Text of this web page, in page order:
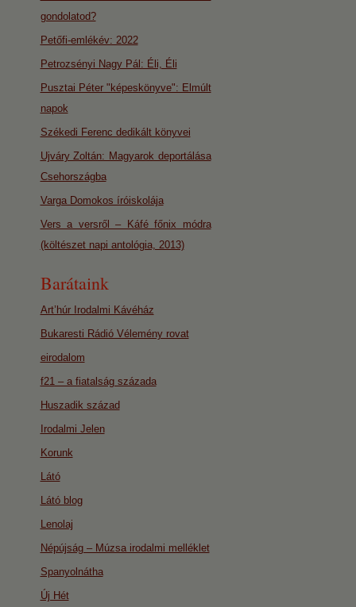
gondolatod?
Petőfi-emlékév: 2022
Petrozsényi Nagy Pál: Éli, Éli
Pusztai Péter "képeskönyve": Elmúlt
napok
Székedi Ferenc dedikált könyvei
Ujváry Zoltán: Magyarok deportálása
Csehországba
Varga Domokos íróiskolája
Vers a versről – Káfé főnix módra
(költészet napi antológia, 2013)
Barátaink
Art’húr Irodalmi Kávéház
Bukaresti Rádió Vélemény rovat
eirodalom
f21 – a fiatalság százada
Huszadik század
Irodalmi Jelen
Korunk
Látó
Látó blog
Lenolaj
Népújság – Múzsa irodalmi melléklet
Spanyolnátha
Új Hét